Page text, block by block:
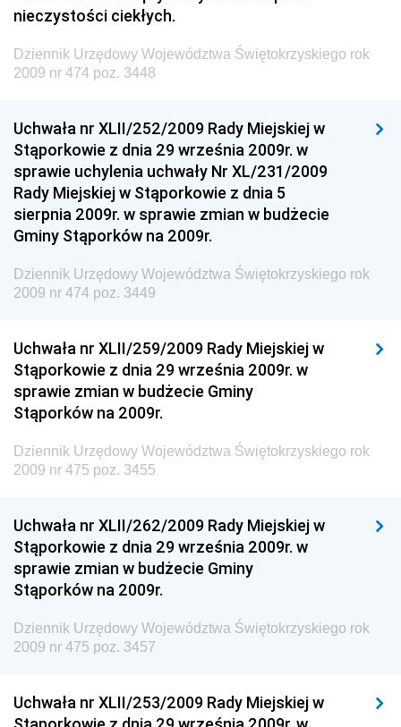
Państwowych
Dziennik Urzędowy Ministra Finansów, Inwestycji i
Rozwoju
Dziennik Urzędowy Ministra Sportu
Dziennik Urzędowy Ministra Funduszy i Polityki
Regionalnej
Dziennik Urzędowy Ministra Aktywów Państwowych
Dziennik Urzędowy Ministra Zdrowia
Dziennik Urzędowy Ministra Środowiska i Głównego
Inspektora Ochrony Środowiska
Dziennik Urzędowy Ministerstwa Kultury, Dziedzictwa
Narodowego i Sportu
Dziennik Urzędowy Ministra Finansów, Funduszy i
Dziennik Urzędowy Ministra Rozwoju, Pracy i
Dziennik Urzędowy Ministra Kultury, Dziedzictwa
Narodowego i Sportu
Dziennik Urzędowy Ministra Rodziny i Polityki
Społecznej
Dziennik Urzędowy Komendy Głównej Straży
Granicznej
Drogowego
nieczystości ciekłych.
Dziennik Urzędowy Województwa Świętokrzyskiego rok
2009 nr 474 poz. 3448
Uchwała nr XLII/252/2009 Rady Miejskiej w
Stąporkowie z dnia 29 września 2009r. w
sprawie uchylenia uchwały Nr XL/231/2009
Rady Miejskiej w Stąporkowie z dnia 5
sierpnia 2009r. w sprawie zmian w budżecie
Gminy Stąporków na 2009r.
Dziennik Urzędowy Województwa Świętokrzyskiego rok
2009 nr 474 poz. 3449
Uchwała nr XLII/259/2009 Rady Miejskiej w
Stąporkowie z dnia 29 września 2009r. w
sprawie zmian w budżecie Gminy
Stąporków na 2009r.
Dziennik Urzędowy Województwa Świętokrzyskiego rok
2009 nr 475 poz. 3455
Uchwała nr XLII/262/2009 Rady Miejskiej w
Stąporkowie z dnia 29 września 2009r. w
sprawie zmian w budżecie Gminy
Stąporków na 2009r.
Dziennik Urzędowy Województwa Świętokrzyskiego rok
2009 nr 475 poz. 3457
Uchwała nr XLII/253/2009 Rady Miejskiej w